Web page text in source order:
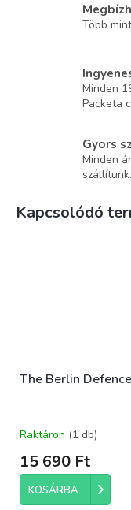
Több
Minden
Packeta
Gyors
Minden
szállítunk.
Kapcsolódó
The Berlin Defence
Raktáron (1 db)
15 690 Ft
KOSÁRBA